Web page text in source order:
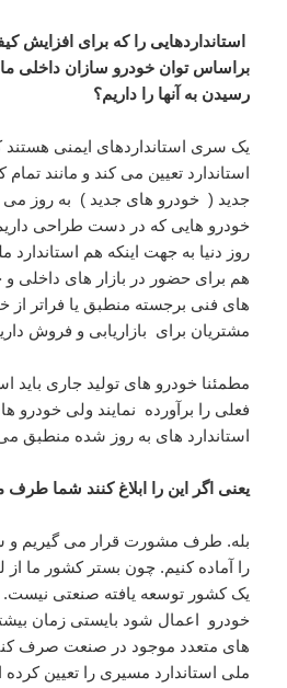
استانداردهایی را که برای افزایش
براساس توان خودرو سازان داخلی ما
رسیدن به آنها را داریم؟
یک سری استانداردهای ایمنی
استاندارد تعیین می کند و مانند
جدید ( خودرو های جدید ) به روز می
خودرو هایی که در دست طراحی
روز دنیا به جهت اینکه هم استاندارد
هم برای حضور در بازار های داخلی و
های فنی برجسته منطبق یا فراتر از
مشتریان برای بازاریابی و فروش
مطمئنا خودرو های تولید جاری باید
فعلی را برآورده نمایند ولی
استاندارد های به روز شده منطبق
یعنی اگر این را ابلاغ کنند شما
بله. طرف مشورت قرار می گیریم و
را آماده کنیم. چون بستر کشور ما
یک کشور توسعه یافته صنعتی نیست.
خودرو اعمال شود بایستی زمان
های متعدد موجود در صنعت صرف
ملی استاندارد مسیری را تعیین